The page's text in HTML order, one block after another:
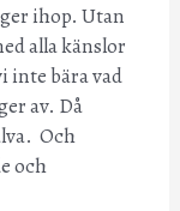
ihop. Utan
alla känslor
inte bära vad
av. Då
Och
och